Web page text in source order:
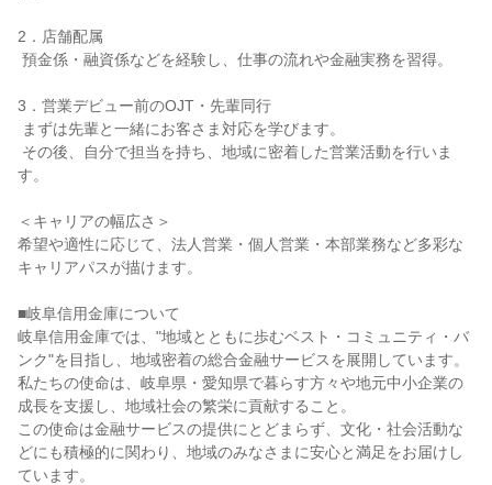
2．店舗配属
3．営業デビュー前のOJT・先輩同行
す。
＜キャリアの幅広さ＞
希望や適性に応じて、法人営業・個人営業・本部業務など多彩な
キャリアパスが描けます。
■岐阜信用金庫について
岐阜信用金庫では、"地域とともに歩むベスト・コミュニティ・バ
ンク"を目指し、地域密着の総合金融サービスを展開しています。
私たちの使命は、岐阜県・愛知県で暮らす方々や地元中小企業の
成長を支援し、地域社会の繁栄に貢献すること。
この使命は金融サービスの提供にとどまらず、文化・社会活動な
どにも積極的に関わり、地域のみなさまに安心と満足をお届けし
ています。